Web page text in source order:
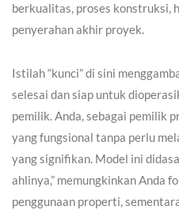
berkualitas, proses konstruksi,
penyerahan akhir proyek.
Istilah “kunci” di sini
selesai dan siap untuk
pemilik. Anda, sebagai pemilik
yang fungsional tanpa perlu
yang signifikan. Model ini
ahlinya,” memungkinkan Anda
penggunaan properti,